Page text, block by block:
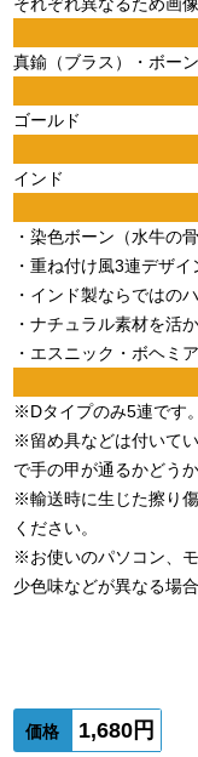
真鍮（ブラス）・ボー
ゴールド
インド
・染色ボーン（水牛の
・重ね付け風3連デザ
・インド製ならではの
・ナチュラル素材を活
・エスニック・ボヘミ
※Dタイプのみ5連です。
※留め具などは付いて
で手の甲が通るかどう
※輸送時に生じた擦り
ください。
※お使いのパソコン、
少色味などが異なる場
価格 1,680円